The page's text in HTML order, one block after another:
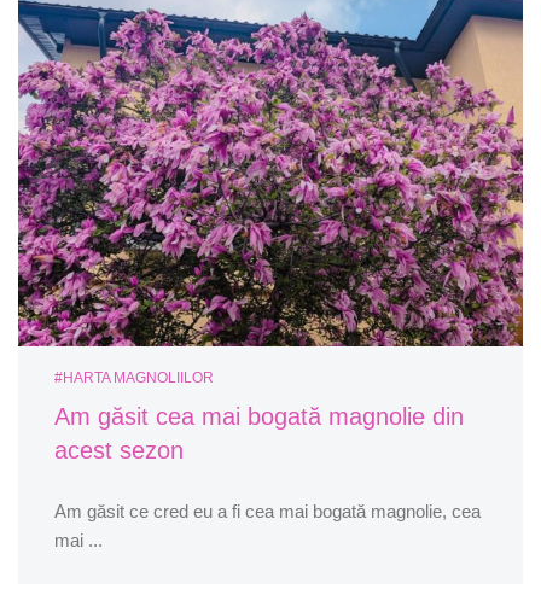
#HARTA MAGNOLIILOR
Am găsit cea mai bogată magnolie din
acest sezon
Am găsit ce cred eu a fi cea mai bogată magnolie, cea
mai ...